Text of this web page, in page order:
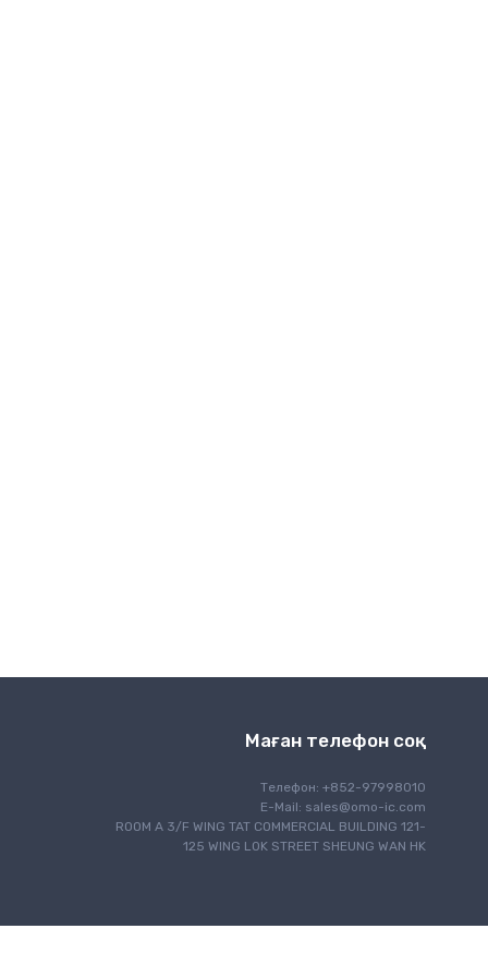
Маған телефон соқ
Телефон: +852-97998010
E-Mail: sales@omo-ic.com
ROOM A 3/F WING TAT COMMERCIAL BUILDING 121-
125 WING LOK STREET SHEUNG WAN HK